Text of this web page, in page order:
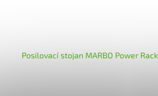
Posilovací stojan MARBO Power